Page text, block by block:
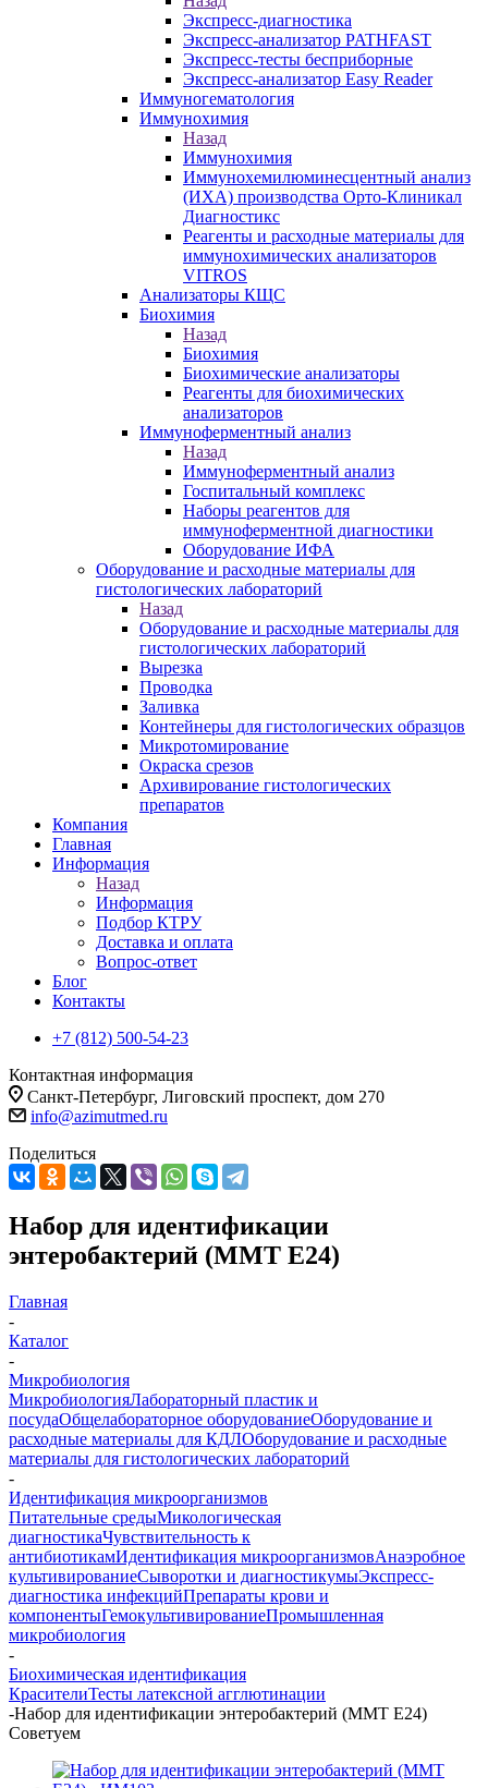
Экспресс-диагностика
Экспресс-анализатор PATHFAST
Экспресс-тесты бесприборные
Экспресс-анализатор Easy Reader
Иммуногематология
Иммунохимия
Назад
Иммунохимия
Иммунохемилюминесцентный анализ
(ИХА) производства Орто-Клиникал
Диагностикс
Реагенты и расходные материалы для
иммунохимических анализаторов
VITROS
Анализаторы КЩС
Биохимия
Назад
Биохимия
Биохимические анализаторы
Реагенты для биохимических
анализаторов
Иммуноферментный анализ
Назад
Иммуноферментный анализ
Госпитальный комплекс
Наборы реагентов для
иммуноферментной диагностики
Оборудование ИФА
Оборудование и расходные материалы для
гистологических лабораторий
Назад
Оборудование и расходные материалы для
гистологических лабораторий
Вырезка
Проводка
Заливка
Контейнеры для гистологических образцов
Микротомирование
Окраска срезов
Архивирование гистологических
препаратов
Компания
Главная
Информация
Назад
Информация
Подбор КТРУ
Доставка и оплата
Вопрос-ответ
Блог
Контакты
+7 (812) 500-54-23
Контактная информация
Санкт-Петербург, Лиговский проспект, дом 270
info@azimutmed.ru
Поделиться
Набор для идентификации
энтеробактерий (ММТ Е24)
Главная
-
Каталог
-
Микробиология
МикробиологияЛабораторный пластик и
посудаОбщелабораторное оборудованиеОборудование и
расходные материалы для КДЛОборудование и расходные
материалы для гистологических лабораторий
-
Идентификация микроорганизмов
Питательные средыМикологическая
диагностикаЧувствительность к
антибиотикамИдентификация микроорганизмовАнаэробное
культивированиеСыворотки и диагностикумыЭкспресс-
диагностика инфекцийПрепараты крови и
компонентыГемокультивированиеПромышленная
микробиология
-
Биохимическая идентификация
КрасителиТесты латексной агглютинации
-Набор для идентификации энтеробактерий (ММТ Е24)
Советуем